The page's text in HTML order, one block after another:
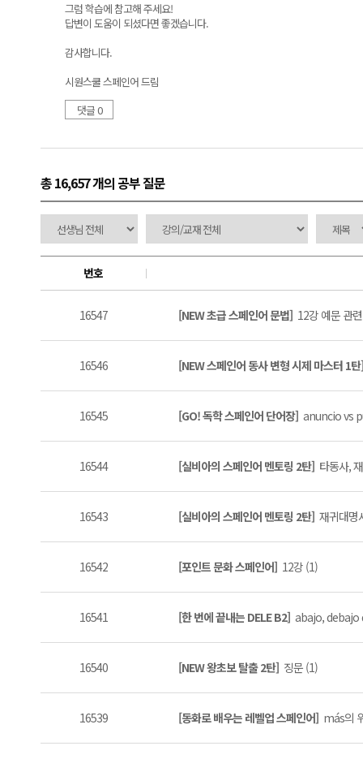
그럼 학습에 참고해 주세요!
답변이 도움이 되셨다면 좋겠습니다.
감사합니다.
시원스쿨 스페인어 드림
댓글 0
총 16,657 개의 공부 질문
번호
16547 [NEW 초급 스페인어 문법] 12강 예문 관
16546 [NEW 스페인어 동사 변형 시제 마스터 1
16545 [GO! 독학 스페인어 단어장] anuncio vs
16544 [실비아의 스페인어 멘토링 2탄] 타동사,
16543 [실비아의 스페인어 멘토링 2탄] 재귀대명
16542 [포인트 문화 스페인어] 12강 (1)
16541 [한 번에 끝내는 DELE B2] abajo, debajo
16540 [NEW 왕초보 탈출 2탄] 징문 (1)
16539 [동화로 배우는 레벨업 스페인어] más의